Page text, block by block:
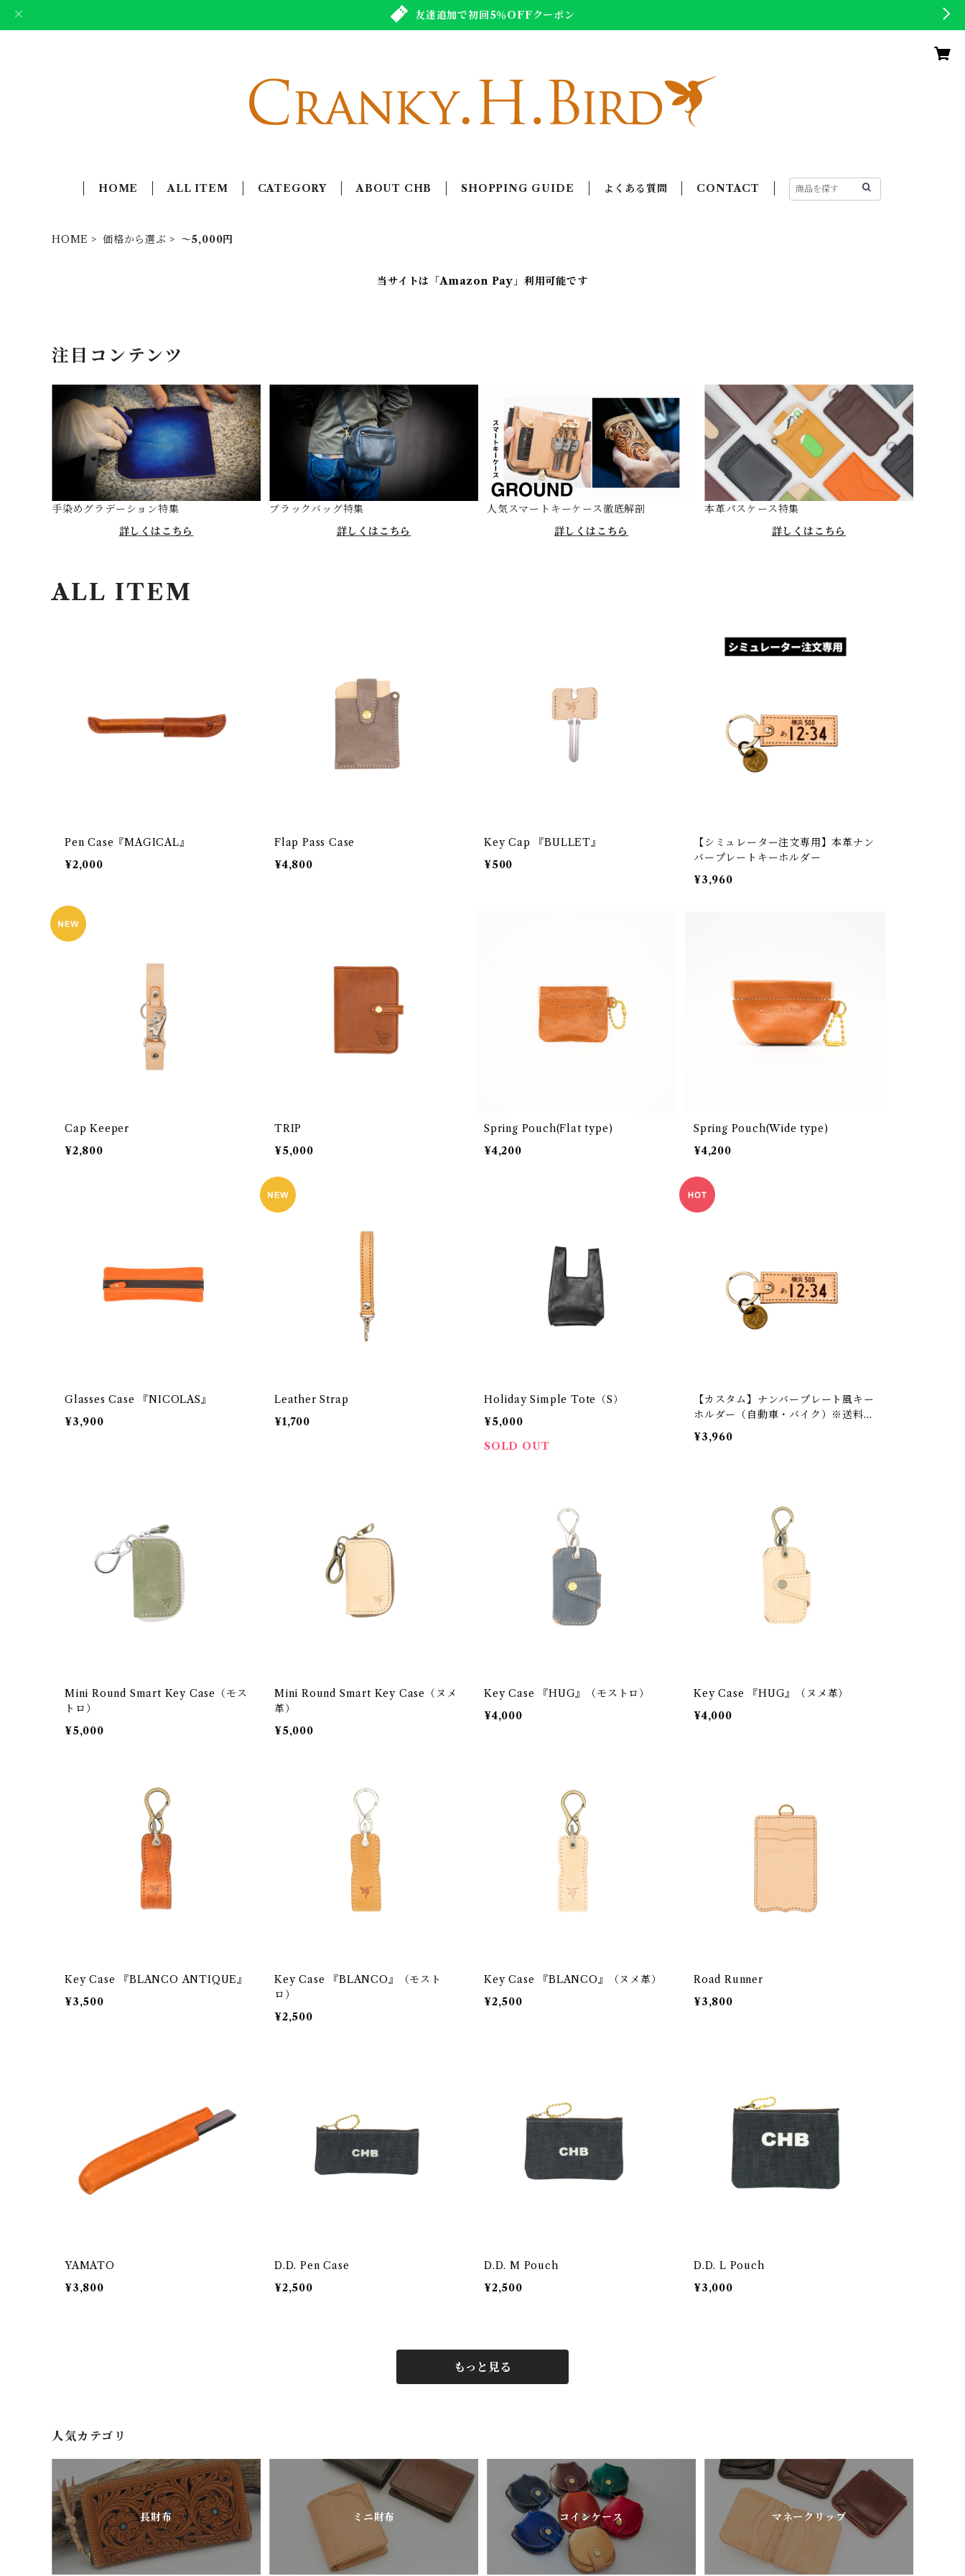
友達追加で初回5％OFFクーポン
HOME ALL ITEM CATEGORY ABOUT CHB SHOPPING GUIDE よくある質問 CONTACT
HOME 価格から選ぶ 〜5,000円
当サイトは「Amazon Pay」利用可能です
注目コンテンツ
手染めグラデーション特集
詳しくはこちら
ブラックバッグ特集
詳しくはこちら
人気スマートキーケース徹底解剖
詳しくはこちら
本革パスケース特集
詳しくはこちら
ALL ITEM
Pen Case『MAGICAL』
¥2,000
Flap Pass Case
¥4,800
Key Cap 『BULLET』
¥500
【シミュレーター注文専用】本革ナン
バープレートキーホルダー
¥3,960
Cap Keeper
¥2,800
TRIP
¥5,000
Spring Pouch(Flat type)
¥4,200
Spring Pouch(Wide type)
¥4,200
Glasses Case 『NICOLAS』
¥3,900
Leather Strap
¥1,700
Holiday Simple Tote（S）
¥5,000
SOLD OUT
【カスタム】ナンバープレート風キー
ホルダー（自動車・バイク）※送料無
料
¥3,960
Mini Round Smart Key Case（モス
トロ）
¥5,000
Mini Round Smart Key Case（ヌメ
革）
¥5,000
Key Case 『HUG』（モストロ）
¥4,000
Key Case 『HUG』（ヌメ革）
¥4,000
Key Case 『BLANCO ANTIQUE』
¥3,500
Key Case 『BLANCO』（モスト
ロ）
¥2,500
Key Case 『BLANCO』（ヌメ革）
¥2,500
Road Runner
¥3,800
YAMATO
¥3,800
D.D. Pen Case
¥2,500
D.D. M Pouch
¥2,500
D.D. L Pouch
¥3,000
もっと見る
人気カテゴリ
長財布 ミニ財布 コインケース マネークリップ